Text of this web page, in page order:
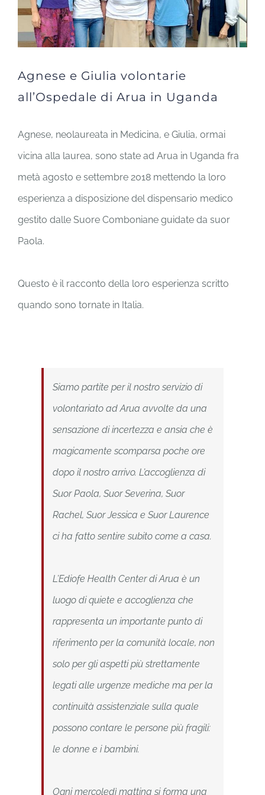
Agnese e Giulia volontarie
all’Ospedale di Arua in Uganda
Agnese, neolaureata in Medicina, e Giulia, ormai
vicina alla laurea, sono state ad Arua in Uganda fra
metà agosto e settembre 2018 mettendo la loro
esperienza a disposizione del dispensario medico
gestito dalle Suore Comboniane guidate da suor
Paola.
Questo è il racconto della loro esperienza scritto
quando sono tornate in Italia.
Siamo partite per il nostro servizio di
volontariato ad Arua avvolte da una
sensazione di incertezza e ansia che è
magicamente scomparsa poche ore
dopo il nostro arrivo. L’accoglienza di
Suor Paola, Suor Severina, Suor
Rachel, Suor Jessica e Suor Laurence
ci ha fatto sentire subito come a casa.
L’Ediofe Health Center di Arua è un
luogo di quiete e accoglienza che
rappresenta un importante punto di
riferimento per la comunità locale, non
solo per gli aspetti più strettamente
legati alle urgenze mediche ma per la
continuità assistenziale sulla quale
possono contare le persone più fragili:
le donne e i bambini.
Ogni mercoledì mattina si forma una